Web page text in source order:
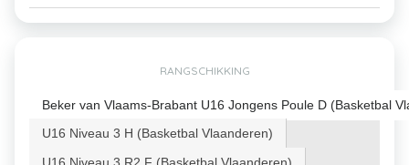
RANGSCHIKKING
Beker van Vlaams-Brabant U16 Jongens Poule D (Basketbal
U16 Niveau 3 H (Basketbal Vlaanderen)